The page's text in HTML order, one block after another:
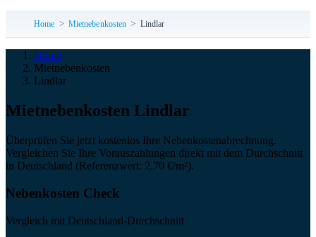
Home Mietnebenkosten Lindlar
Home
Mietnebenkosten
Lindlar
Miet­neben­kosten Lindlar
Überprüfen Sie jetzt kostenlos Ihre Nebenkostenabrechnung.
Vergleichen Sie Ihre Vorauszahlungen direkt mit dem Durchschnitt
in Deutschland (Referenzwert: 2,70 €/m²).
Nebenkosten Check
Vergleich mit Deutschland-Durchschnitt